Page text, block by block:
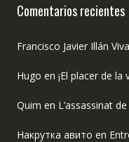
Comentarios recientes
Francisco Javier Illán
Hugo en ¡El placer de la
Quim en L’assassinat
Накрутка авито en